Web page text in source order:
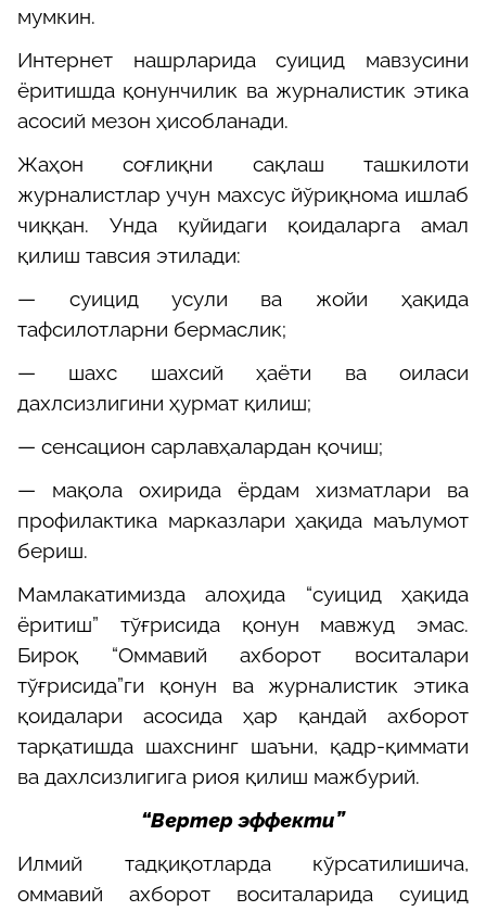
мумкин.
Интернет нашрларида суицид мавзусини
ёритишда қонунчилик ва журналистик этика
асосий мезон ҳисобланади.
Жаҳон соғлиқни сақлаш ташкилоти
журналистлар учун махсус йўриқнома ишлаб
чиққан. Унда қуйидаги қоидаларга амал
қилиш тавсия этилади:
— суицид усули ва жойи ҳақида
тафсилотларни бермаслик;
— шахс шахсий ҳаёти ва оиласи
дахлсизлигини ҳурмат қилиш;
— сенсацион сарлавҳалардан қочиш;
— мақола охирида ёрдам хизматлари ва
профилактика марказлари ҳақида маълумот
бериш.
Мамлакатимизда алоҳида “суицид ҳақида
ёритиш” тўғрисида қонун мавжуд эмас.
Бироқ “Оммавий ахборот воситалари
тўғрисида”ги қонун ва журналистик этика
қоидалари асосида ҳар қандай ахборот
тарқатишда шахснинг шаъни, қадр-қиммати
ва дахлсизлигига риоя қилиш мажбурий.
“Вертерэффекти”
Илмий тадқиқотларда кўрсатилишича,
оммавий ахборот воситаларида суицид